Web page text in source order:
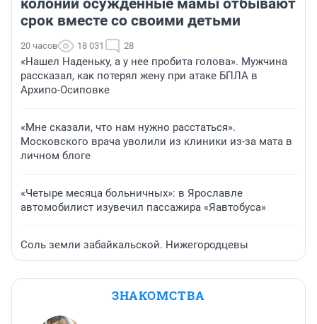
срок вместе со своими детьми
20 часов 18 031 28
«Нашел Наденьку, а у нее пробита голова». Мужчина
рассказал, как потерял жену при атаке БПЛА в
Архипо-Осиповке
«Мне сказали, что нам нужно расстаться».
Московского врача уволили из клиники из-за мата в
личном блоге
«Четыре месяца больничных»: в Ярославле
автомобилист изувечил пассажира «Яавтобуса»
Соль земли забайкальской. Нижегородцевы
ЗНАКОМСТВА